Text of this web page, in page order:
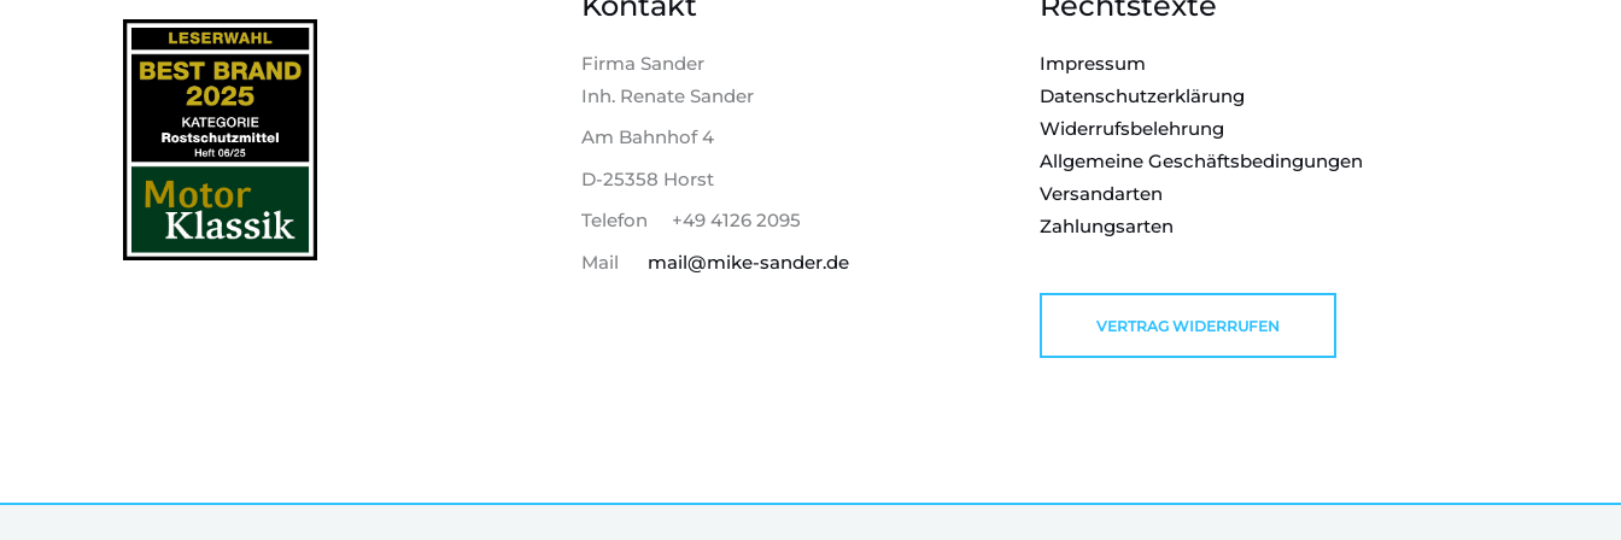
Firma Sander
Inh. Renate Sander
Am Bahnhof 4
D-25358 Horst
Telefon +49 4126 2095
Mail mail@mike-sander.de
Impressum
Datenschutzerklärung
Widerrufsbelehrung
Allgemeine Geschäftsbedingungen
Versandarten
Zahlungsarten
VERTRAG WIDERRUFEN